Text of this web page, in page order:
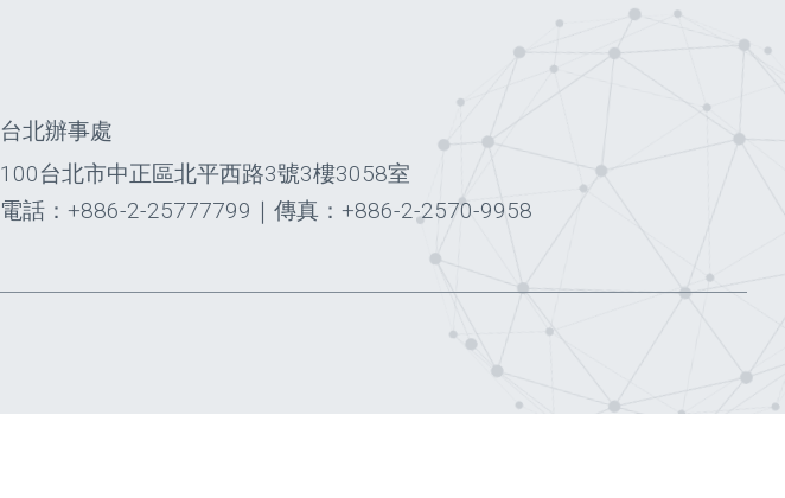
台北辦事處
100台北市中正區北平西路3號3樓3058室
電話：+886-2-25777799 ｜ 傳真：+886-2-2570-9958